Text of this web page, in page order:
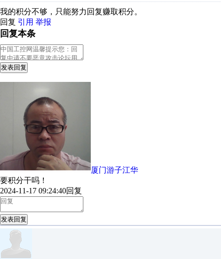
我的积分不够，只能努力回复赚取积分。
回复 引用 举报
回复本条
发表回复
厦门游子江华
要积分干吗！
2024-11-17 09:24:40回复
发表回复